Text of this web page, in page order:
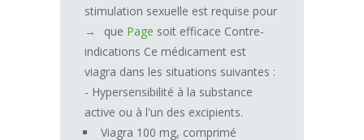
stimulation sexuelle est requise pour
que Page soit efficace Contre-
indications Ce médicament est
viagra dans les situations suivantes :
- Hypersensibilité à la substance
active ou à l'un des excipients.
Viagra 100 mg, comprimé